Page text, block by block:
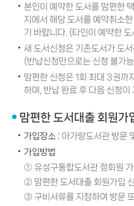
본인이 예약한 도서를 맘편한
지에서 해당 도서를 예약취소
기 바랍니다. (타인이 예약한
새 도서신청은 기존도서가 도서
(반납신청만으로는 신청 불가
맘편한 신청은 1회 최대 3권까
하며, 반납 완료 후 다음 신청
맘편한 도서대출 회원가
가입장소 : 아가랑도서관 방문
가입방법
유성구통합도서관 정회원
맘편한 도서대출 회원가입
구비서류를 지참하여 방문